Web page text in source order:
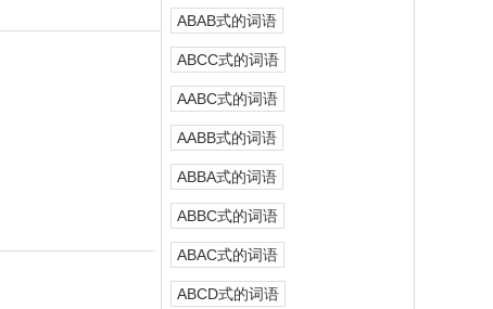
ABAB式的词语
ABCC式的词语
AABC式的词语
AABB式的词语
ABBA式的词语
ABBC式的词语
ABAC式的词语
ABCD式的词语